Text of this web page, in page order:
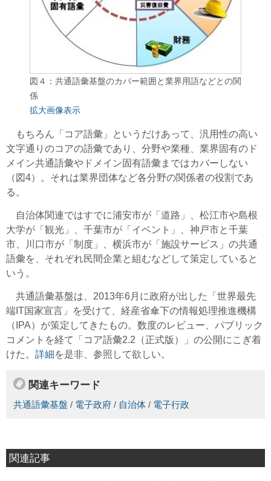
図４：共通語彙基盤のカバー範囲と業界用語などとの関
係
拡大画像表示
もちろん「コア語彙」というだけあって、汎用性の高い
文字通りのコアの語彙であり、分野や業種、業界固有のド
メイン共通語彙やドメイン固有語彙まではカバーしない
（図4）。それは業界団体など各分野の関係者の役割であ
る。
自治体関連ではすでに浦安市が「道路」、松江市や島根
大学が「観光」、千葉市が「イベント」、神戸市と千葉
市、川口市が「制度」、横浜市が「施設サービス」の共通
語彙を、それぞれ民間企業と組むなどして策定していると
いう。
共通語彙基盤は、2013年6月に政府が出した「世界最先
端IT国家宣言」を受けて、経産省傘下の情報処理推進機構
（IPA）が策定してきたもの。数度のレビュー、パブリック
コメントを経て「コア語彙2.2（正式版）」の公開にこぎ着
けた。 詳細を是非、参照して欲しい。
関連キーワード
共通語彙基盤 / 電子政府 / 自治体 / 電子行政
関連記事